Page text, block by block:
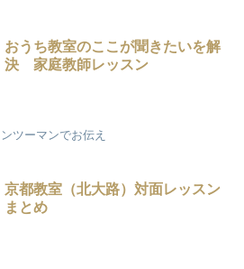
おうち教室のここが聞きたいを解
決 家庭教師レッスン
ツーマンでお伝え
京都教室（北大路）対面レッスン
まとめ